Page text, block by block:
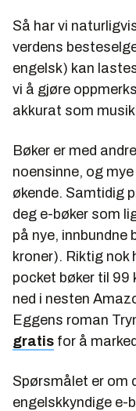
Så har vi
verdens
engelsk) kan
vi å gjøre
akkurat som
Bøker er med
noensinne, og
økende. Samtidig
deg e-bøker som
på nye, innbundne
kroner). Riktig nok
pocket bøker til 99
ned i nesten
Eggens roman
gratis for å
Spørsmålet er om
engelskkyndige e-